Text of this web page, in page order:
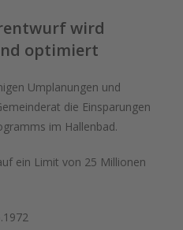
wird
optimiert
Umplanungen und
die Einsparungen
im Hallenbad.
ein Limit von 25 Millionen